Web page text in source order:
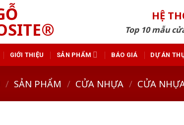
HỆ
Top 10 mẫu
GIỚI THIỆU SẢN PHẨM BÁO GIÁ DỰ ÁN
/ SẢN PHẨM / CỬA NHỰA / CỬA